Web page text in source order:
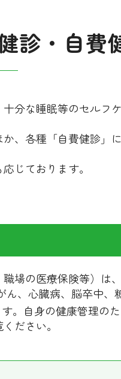
診・自費
分な睡眠等のセルフ
、各種「自費健診」
じております。
場の医療保険等）は
、心臓病、脳卒中、
。自身の健康管理の
ださい。